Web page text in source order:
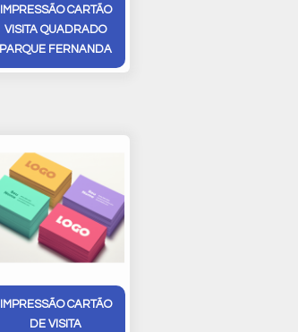
IMPRESSÃO CARTÃO
VISITA QUADRADO
PARQUE FERNANDA
IMPRESSÃO CARTÃO
DE VISITA